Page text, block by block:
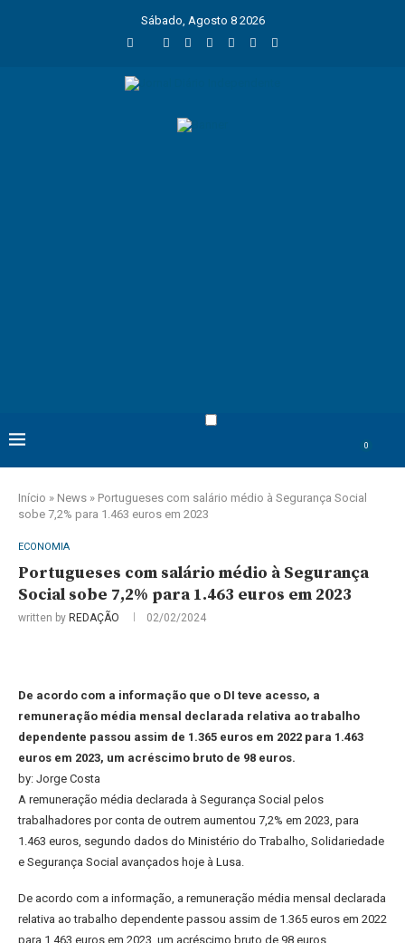
Sábado, Agosto 8 2026
0
Início » News » Portugueses com salário médio à Segurança Social
sobe 7,2% para 1.463 euros em 2023
ECONOMIA
Portugueses com salário médio à Segurança
Social sobe 7,2% para 1.463 euros em 2023
written by REDAÇÃO 02/02/2024
De acordo com a informação que o DI teve acesso, a
remuneração média mensal declarada relativa ao trabalho
dependente passou assim de 1.365 euros em 2022 para 1.463
euros em 2023, um acréscimo bruto de 98 euros.
by: Jorge Costa
A remuneração média declarada à Segurança Social pelos
trabalhadores por conta de outrem aumentou 7,2% em 2023, para
1.463 euros, segundo dados do Ministério do Trabalho, Solidariedade
e Segurança Social avançados hoje à Lusa.
De acordo com a informação, a remuneração média mensal declarada
relativa ao trabalho dependente passou assim de 1.365 euros em 2022
para 1.463 euros em 2023, um acréscimo bruto de 98 euros.